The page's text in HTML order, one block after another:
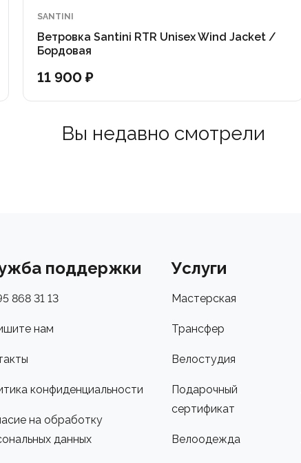
SANTINI
Ветровка Santini RTR Unisex Wind Jacket /
Бордовая
11 900 ₽
Вы недавно смотрели
поддержки
868 31 13
нам
конфиденциальности
на обработку
данных
Услуги
Мастерская
Трансфер
Велостудия
Подарочный
сертификат
Велоодежда